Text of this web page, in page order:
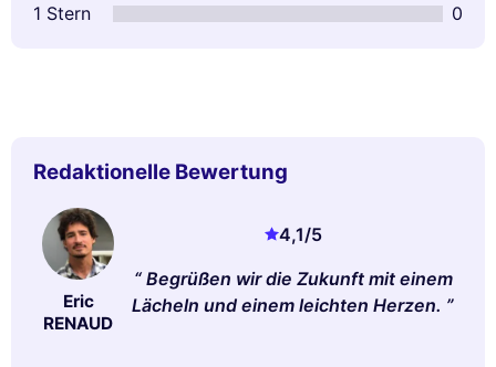
1 Stern
0
Redaktionelle Bewertung
Eric
RENAUD
4,1/5
Begrüßen wir die Zukunft mit einem
Lächeln und einem leichten Herzen.